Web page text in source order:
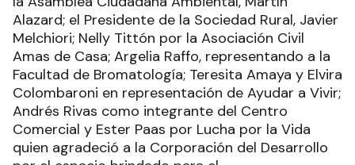
Alazard; el Presidente de la Sociedad Rural, Javier
Melchiori; Nelly Tittón por la Asociación Civil
Amas de Casa; Argelia Raffo, representando a la
Facultad de Bromatología; Teresita Amaya y Elvira
Colombaroni en representación de Ayudar a Vivir;
Andrés Rivas como integrante del Centro
Comercial y Ester Paas por Lucha por la Vida
quien agradeció a la Corporación del Desarrollo